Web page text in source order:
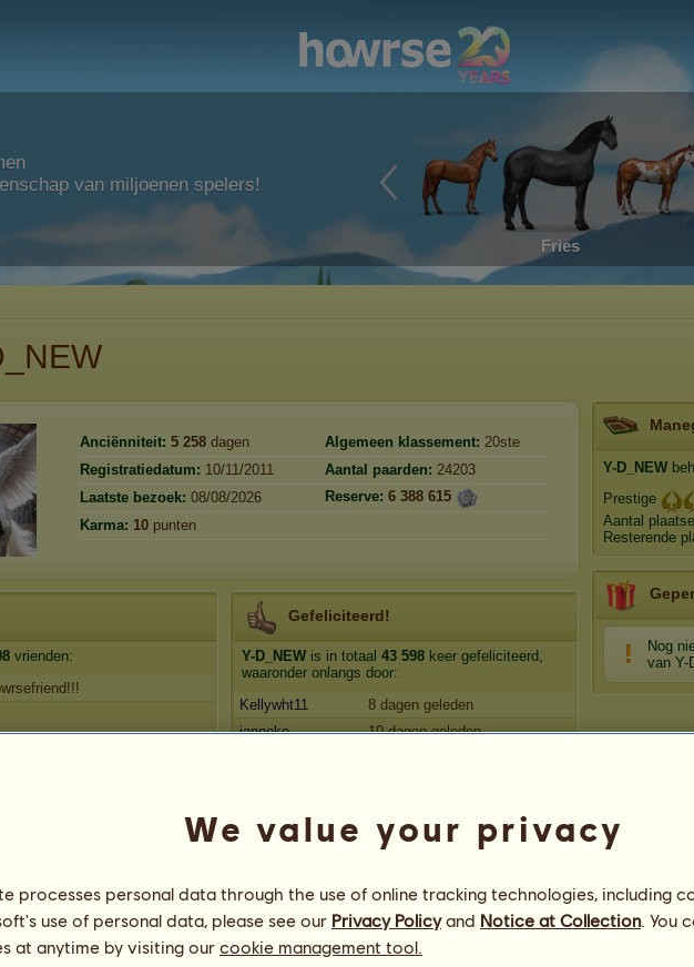
van miljoenen spelers!
Fries
Anciënniteit: 5 258 dagen Algemeen klassement: 20ste
Registratiedatum: 10/11/2011 Aantal paarden: 24203
Laatste bezoek: 08/08/2026 Reserve: 6 388 615
Karma: 10 punten
vrienden:
Gefeliciteerd!
Y-D_NEW is in totaal 43 598 keer gefeliciteerd,
waaronder onlangs door:
Kellywht11
8 dagen geleden
janneke
10 dagen geleden
Y-D_NEW
Prestige
Aantal
Resterende
Nog
van Y-
We value your privacy
processes personal data through the use of online tracking technologies, including
use of personal data, please see our Privacy Policyand Notice at Collection. You
at anytime by visiting our cookie management tool.